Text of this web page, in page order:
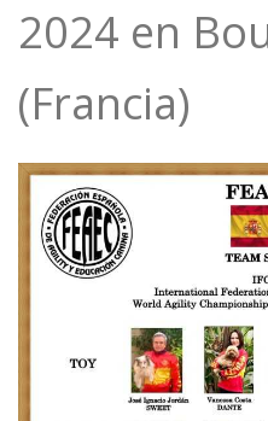
2024 en
(Francia)